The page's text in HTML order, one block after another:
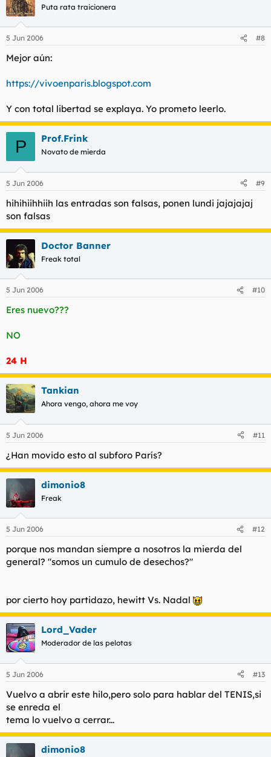
Puta rata traicionera
5 Jun 2006 #8
Mejor aún:
https://vivoenparis.blogspot.com
Y con total libertad se explaya. Yo prometo leerlo.
P Prof.Frink
Novato de mierda
5 Jun 2006 #9
hihihiihhiih las entradas son falsas, ponen lundi jajajajaj
son falsas
Doctor Banner
Freak total
5 Jun 2006 #10
Eres nuevo???
NO
24 H
Tankian
Ahora vengo, ahora me voy
5 Jun 2006 #11
¿Han movido esto al subforo París?
dimonio8
Freak
5 Jun 2006 #12
porque nos mandan siempre a nosotros la mierda del
general? "somos un cumulo de desechos?"
por cierto hoy partidazo, hewitt Vs. Nadal
Lord_Vader
Moderador de las pelotas
5 Jun 2006 #13
Vuelvo a abrir este hilo,pero solo para hablar del TENIS,si
se enreda el
tema lo vuelvo a cerrar...
dimonio8